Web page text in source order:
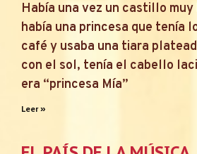
Había una vez un castillo
había una princesa que tenía
café y usaba una tiara
con el sol, tenía el cabello
era “princesa Mía”
Leer »